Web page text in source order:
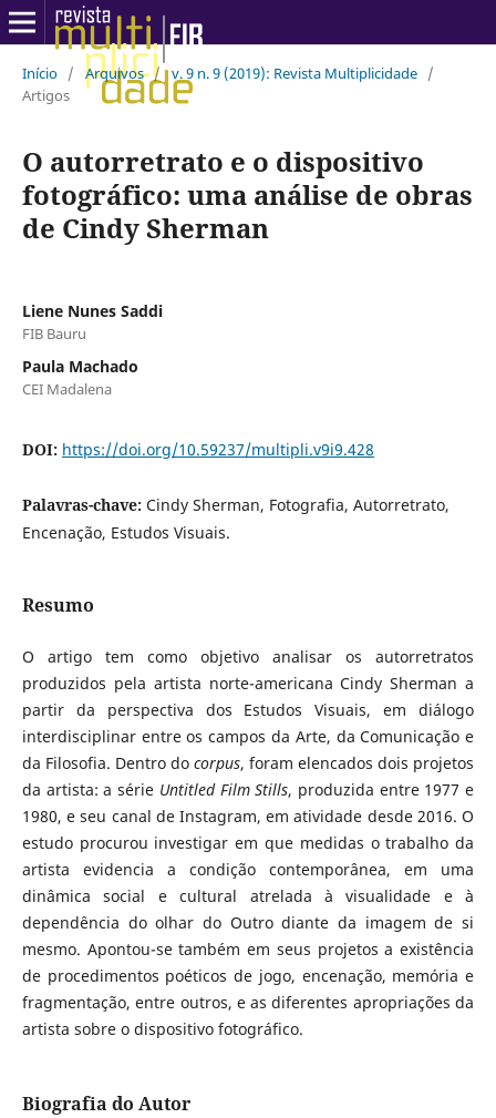
Início / Arquivos / v. 9 n. 9 (2019): Revista Multiplicidade /
Artigos
O autorretrato e o dispositivo
fotográfico: uma análise de obras
de Cindy Sherman
Liene Nunes Saddi
FIB Bauru
Paula Machado
CEI Madalena
DOI: https://doi.org/10.59237/multipli.v9i9.428
Palavras-chave: Cindy Sherman, Fotografia, Autorretrato,
Encenação, Estudos Visuais.
Resumo
O artigo tem como objetivo analisar os autorretratos
produzidos pela artista norte-americana Cindy Sherman a
partir da perspectiva dos Estudos Visuais, em diálogo
interdisciplinar entre os campos da Arte, da Comunicação e
da Filosofia. Dentro do corpus, foram elencados dois projetos
da artista: a série Untitled Film Stills, produzida entre 1977 e
1980, e seu canal de Instagram, em atividade desde 2016. O
estudo procurou investigar em que medidas o trabalho da
artista evidencia a condição contemporânea, em uma
dinâmica social e cultural atrelada à visualidade e à
dependência do olhar do Outro diante da imagem de si
mesmo. Apontou-se também em seus projetos a existência
de procedimentos poéticos de jogo, encenação, memória e
fragmentação, entre outros, e as diferentes apropriações da
artista sobre o dispositivo fotográfico.
Biografia do Autor